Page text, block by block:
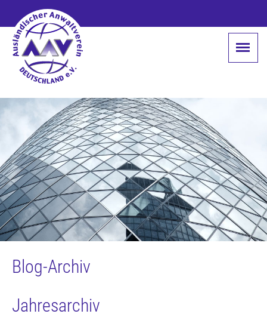
Blog-Archiv
Jahresarchiv